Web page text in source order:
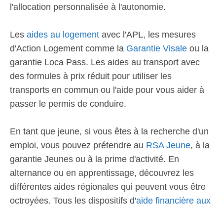
l'allocation personnalisée à l'autonomie.
Les aides au logement avec l'APL, les mesures
d'Action Logement comme la Garantie Visale ou la
garantie Loca Pass. Les aides au transport avec
des formules à prix réduit pour utiliser les
transports en commun ou l'aide pour vous aider à
passer le permis de conduire.
En tant que jeune, si vous êtes à la recherche d'un
emploi, vous pouvez prétendre au RSA Jeune, à la
garantie Jeunes ou à la prime d'activité. En
alternance ou en apprentissage, découvrez les
différentes aides régionales qui peuvent vous être
octroyées. Tous les dispositifs d'aide financière aux